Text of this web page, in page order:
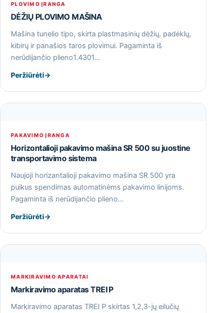
PLOVIMO ĮRANGA
DĖŽIŲ PLOVIMO MAŠINA
Mašina tunelio tipo, skirta plastmasinių dėžių, padėklų,
kibirų ir panašios taros plovimui. Pagaminta iš
nerūdijančio plieno1.4301…
Peržiūrėti→
PAKAVIMO ĮRANGA
Horizontalioji pakavimo mašina SR 500 su juostine
transportavimo sistema
Naujoji horizantalioji pakavimo mašina SR 500 yra
puikus spendimas automatinėms pakavimo linijoms.
Pagaminta iš nerūdijančio plieno…
Peržiūrėti→
MARKIRAVIMO APARATAI
Markiravimo aparatas TREI P
Markiravimo aparatas TREI P skirtas 1,2,3-jų eilučių